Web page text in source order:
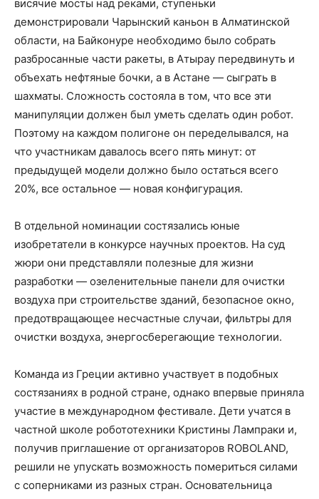
висячие мосты над реками, ступеньки
демонстрировали Чарынский каньон в Алматинской
области, на Байконуре необходимо было собрать
разбросанные части ракеты, в Атырау передвинуть и
объехать нефтяные бочки, а в Астане — сыграть в
шахматы. Сложность состояла в том, что все эти
манипуляции должен был уметь сделать один робот.
Поэтому на каждом полигоне он переделывался, на
что участникам давалось всего пять минут: от
предыдущей модели должно было остаться всего
20%, все остальное — новая конфигурация.
В отдельной номинации состязались юные
изобретатели в конкурсе научных проектов. На суд
жюри они представляли полезные для жизни
разработки — озеленительные панели для очистки
воздуха при строительстве зданий, безопасное окно,
предотвращающее несчастные случаи, фильтры для
очистки воздуха, энергосберегающие технологии.
Команда из Греции активно участвует в подобных
состязаниях в родной стране, однако впервые приняла
участие в международном фестивале. Дети учатся в
частной школе робототехники Кристины Лампраки и,
получив приглашение от организаторов ROBOLAND,
решили не упускать возможность помериться силами
с соперниками из разных стран. Основательница